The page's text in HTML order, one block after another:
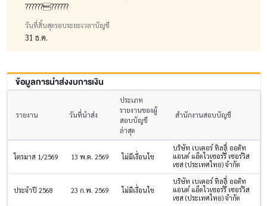
????????????
วันที่สิ้นสุดรอบระยะเวลาบัญชี
31 ธ.ค.
ข้อมูลการนำส่งงบการเงิน
รายงาน วันที่นำส่ง
ประเภท
รายงานของผู้
สอบบัญชี
ล่าสุด
สำนักงานสอบบัญชี
ไตรมาส 1/2569 13 พ.ค. 2569 ไม่มีเงื่อนไข
บริษัท เบเคอร์ ทิลลี่ ออดิท
แอนด์ แอ็ดไวเซอร์รี่ เซอร์วิส
เซส (ประเทศไทย) จำกัด
ประจำปี 2568 23 ก.พ. 2569 ไม่มีเงื่อนไข
บริษัท เบเคอร์ ทิลลี่ ออดิท
แอนด์ แอ็ดไวเซอร์รี่ เซอร์วิส
เซส (ประเทศไทย) จำกัด